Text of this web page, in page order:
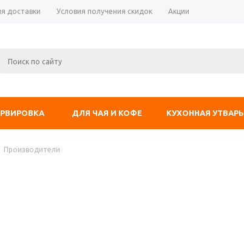
доставки Условия получения скидок Акции
ДЛЯ ЧАЯ И КОФЕ КУХОННАЯ УТВАРЬ
Производители